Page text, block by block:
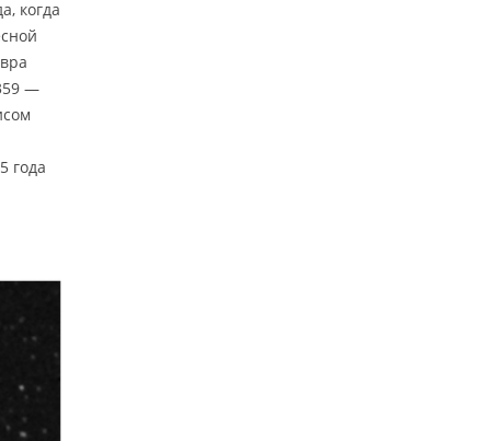
когда
—
года